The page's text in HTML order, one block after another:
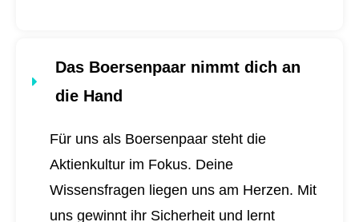
Das Boersenpaar nimmt dich an
die Hand
Für uns als Boersenpaar steht die
Aktienkultur im Fokus. Deine
Wissensfragen liegen uns am Herzen. Mit
uns gewinnt ihr Sicherheit und lernt